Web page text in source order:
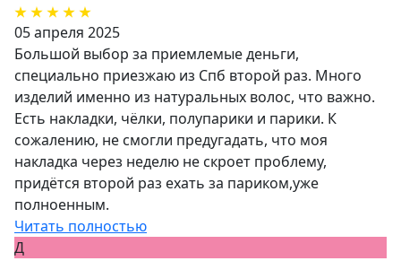
05 апреля 2025
Большой выбор за приемлемые деньги,
специально приезжаю из Спб второй раз. Много
изделий именно из натуральных волос, что важно.
Есть накладки, чёлки, полупарики и парики. К
сожалению, не смогли предугадать, что моя
накладка через неделю не скроет проблему,
придётся второй раз ехать за париком,уже
полноенным.
Читать полностью
Д